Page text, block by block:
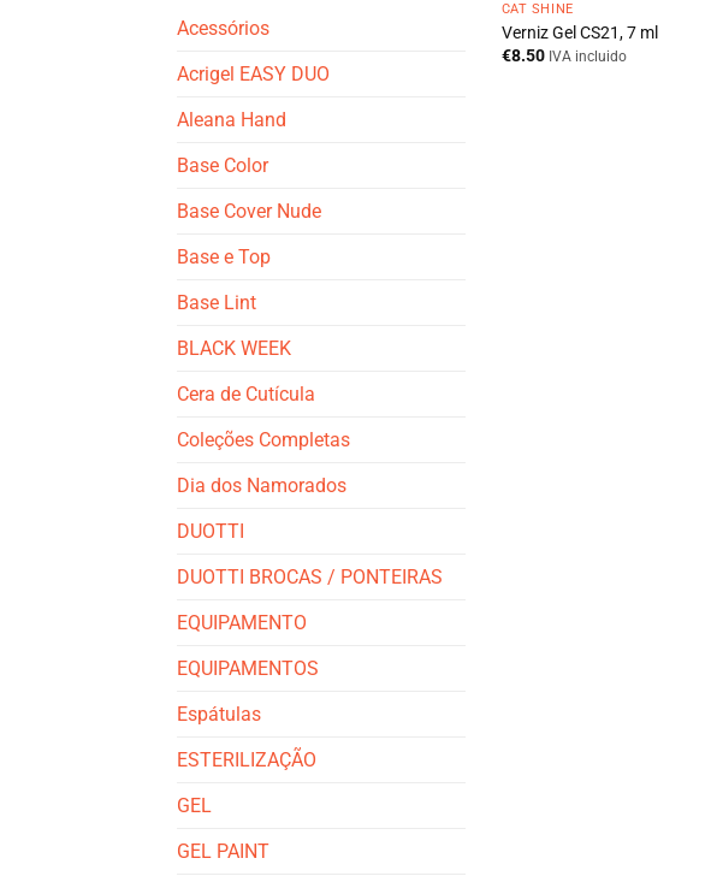
Acessórios
Acrigel EASY DUO
Aleana Hand
Base Color
Base Cover Nude
Base e Top
Base Lint
BLACK WEEK
Cera de Cutícula
Coleções Completas
Dia dos Namorados
DUOTTI
DUOTTI BROCAS / PONTEIRAS
EQUIPAMENTO
EQUIPAMENTOS
Espátulas
ESTERILIZAÇÃO
GEL
GEL PAINT
CAT SHINE
Verniz Gel CS21, 7 ml
€8.50 IVA incluido